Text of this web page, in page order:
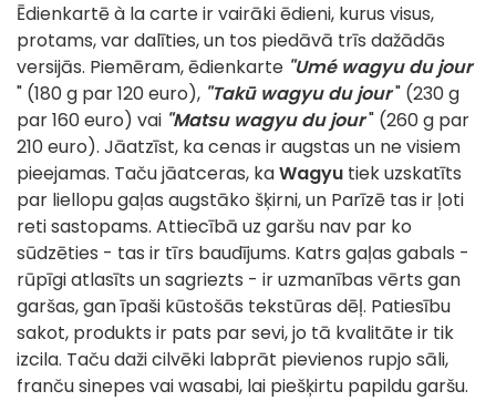
Ēdienkartē à la carte ir vairāki ēdieni, kurus visus,
protams, var dalīties, un tos piedāvā trīs dažādās
versijās. Piemēram, ēdienkarte "Umé wagyu du jour
" (180 g par 120 euro), "Takū wagyu du jour" (230 g
par 160 euro) vai "Matsu wagyu du jour" (260 g par
210 euro). Jāatzīst, ka cenas ir augstas un ne visiem
pieejamas. Taču jāatceras, kaWagyu tiek uzskatīts
par liellopu gaļas augstāko šķirni, un Parīzē tas ir ļoti
reti sastopams. Attiecībā uz garšu nav par ko
sūdzēties - tas ir tīrs baudījums. Katrs gaļas gabals -
rūpīgi atlasīts un sagriezts - ir uzmanības vērts gan
garšas, gan īpaši kūstošās tekstūras dēļ. Patiesību
sakot, produkts ir pats par sevi, jo tā kvalitāte ir tik
izcila. Taču daži cilvēki labprāt pievienos rupjo sāli,
franču sinepes vai wasabi, lai piešķirtu papildu garšu.